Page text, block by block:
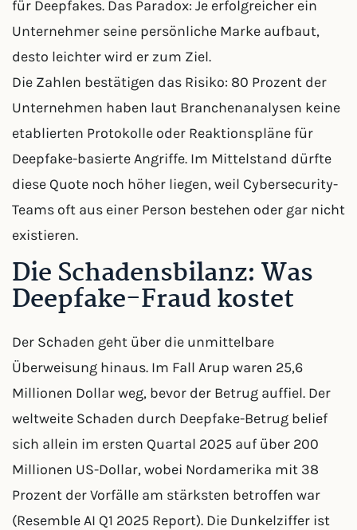
für Deepfakes. Das Paradox: Je erfolgreicher ein
Unternehmer seine persönliche Marke aufbaut,
desto leichter wird er zum Ziel.
Die Zahlen bestätigen das Risiko: 80 Prozent der
Unternehmen haben laut Branchenanalysen keine
etablierten Protokolle oder Reaktionspläne für
Deepfake-basierte Angriffe. Im Mittelstand dürfte
diese Quote noch höher liegen, weil Cybersecurity-
Teams oft aus einer Person bestehen oder gar nicht
existieren.
Die Schadensbilanz: Was
Deepfake-Fraud kostet
Der Schaden geht über die unmittelbare
Überweisung hinaus. Im Fall Arup waren 25,6
Millionen Dollar weg, bevor der Betrug auffiel. Der
weltweite Schaden durch Deepfake-Betrug belief
sich allein im ersten Quartal 2025 auf über 200
Millionen US-Dollar, wobei Nordamerika mit 38
Prozent der Vorfälle am stärksten betroffen war
(Resemble AI Q1 2025 Report). Die Dunkelziffer ist